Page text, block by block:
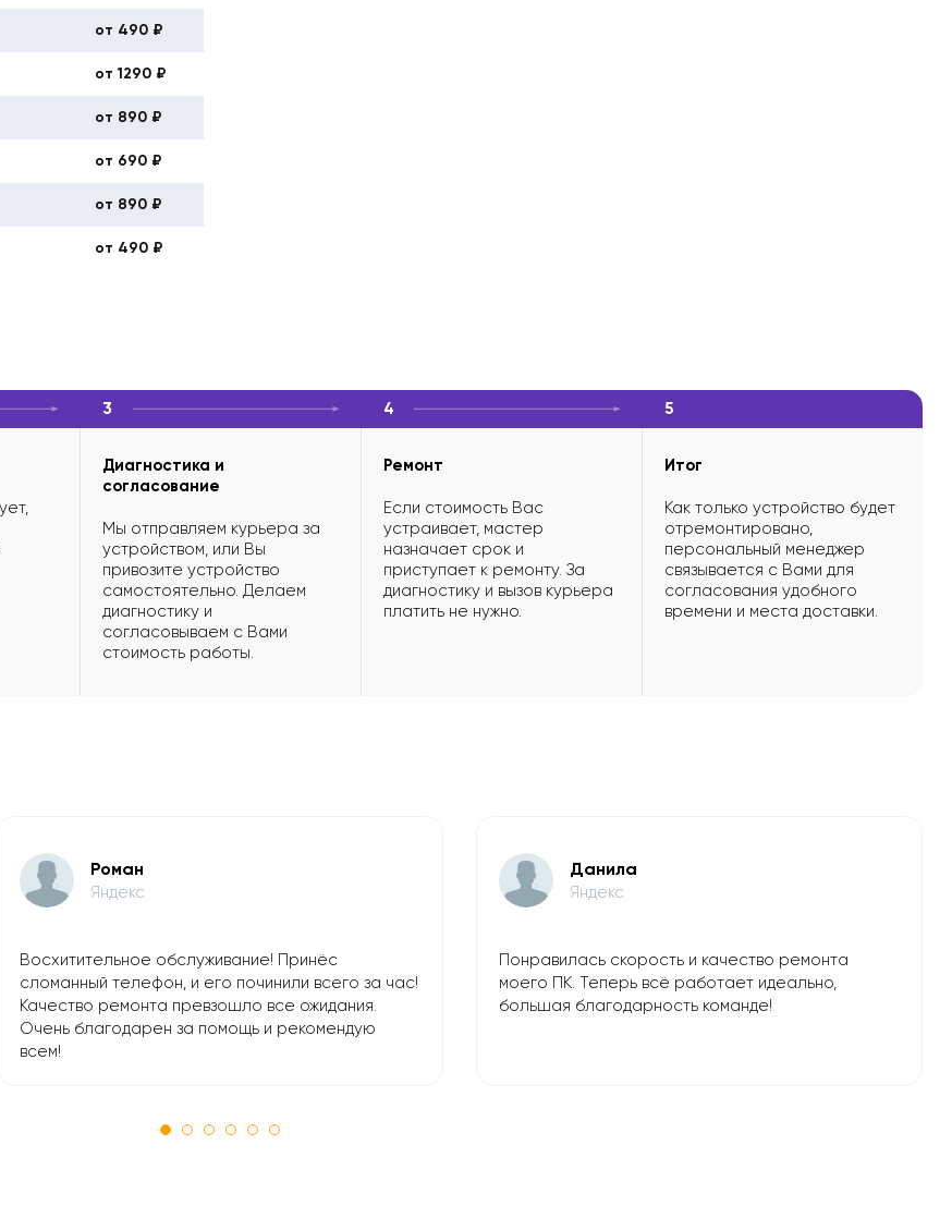
от 490 ₽
от 1290 ₽
от 890 ₽
от 690 ₽
от 890 ₽
от 490 ₽
3
Диагностика и
согласование
Мы отправляем курьера за
устройством, или Вы
привозите устройство
самостоятельно. Делаем
диагностику и
согласовываем с Вами
стоимость работы.
4
Ремонт
Если стоимость Вас
устраивает, мастер
назначает срок и
приступает к ремонту. За
диагностику и вызов курьера
платить не нужно.
5
Итог
Как только устройство будет
отремонтировано,
персональный менеджер
связывается с Вами для
согласования удобного
времени и места доставки.
Роман
Яндекс
Восхитительное обслуживание! Принёс
сломанный телефон, и его починили всего за час!
Качество ремонта превзошло все ожидания.
Очень благодарен за помощь и рекомендую
всем!
Данила
Яндекс
Понравилась скорость и качество ремонта
моего ПК. Теперь всё работает идеально,
большая благодарность команде!